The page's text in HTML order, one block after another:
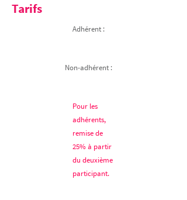
Tarifs
Adhérent :
Non-adhérent :
Pour les
adhérents,
remise de
25% à partir
du deuxième
participant.